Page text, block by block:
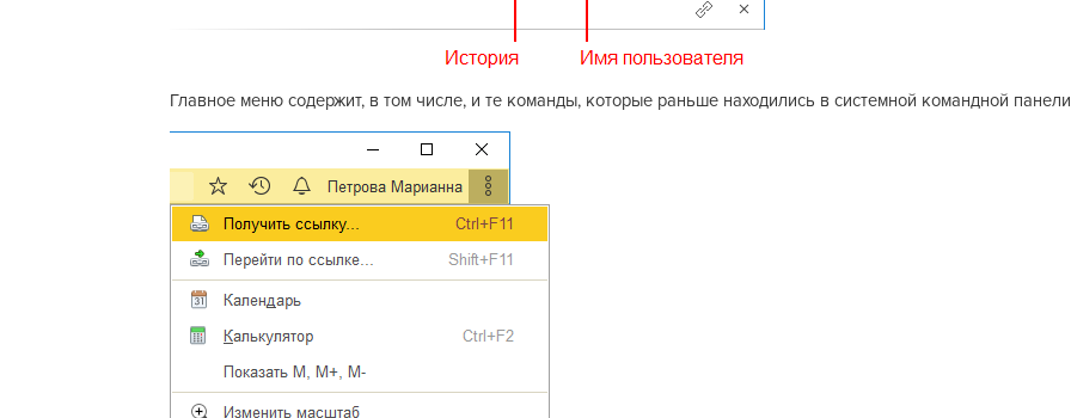
Главное меню содержит, в том числе, и те команды, которые раньше находились в системной командной